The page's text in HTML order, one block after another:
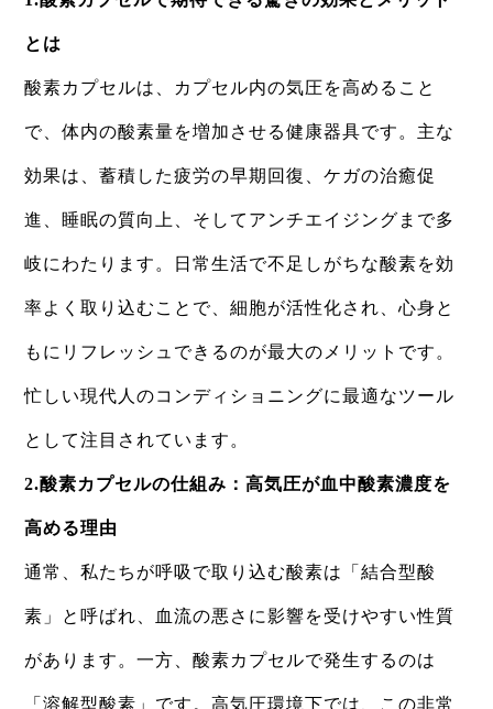
とは
​酸素カプセルは、カプセル内の気圧を高めること
で、体内の酸素量を増加させる健康器具です。主な
効果は、蓄積した疲労の早期回復、ケガの治癒促
進、睡眠の質向上、そしてアンチエイジングまで多
岐にわたります。日常生活で不足しがちな酸素を効
率よく取り込むことで、細胞が活性化され、心身と
もにリフレッシュできるのが最大のメリットです。
忙しい現代人のコンディショニングに最適なツール
として注目されています。​
2.酸素カプセルの仕組み：高気圧が血中酸素濃度を
高める理由​
通常、私たちが呼吸で取り込む酸素は「結合型酸
素」と呼ばれ、血流の悪さに影響を受けやすい性質
があります。一方、酸素カプセルで発生するのは
「溶解型酸素」です。高気圧環境下では、この非常